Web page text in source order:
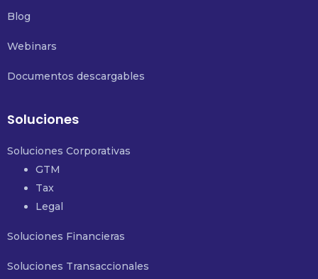
Blog
Webinars
Documentos descargables
Soluciones
Soluciones Corporativas
GTM
Tax
Legal
Soluciones Financieras
Soluciones Transaccionales